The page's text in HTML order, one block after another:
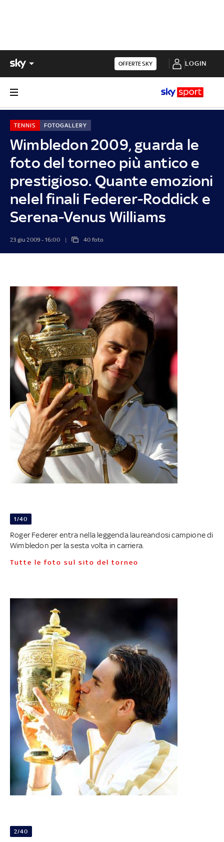
OFFERTE SKY LOGIN
Wimbledon 2009, guarda le
foto del torneo più antico e
prestigioso. Quante emozioni
nelel finali Federer-Roddick e
Serena-Venus Williams
TENNIS FOTOGALLERY
23 giu 2009 - 16:00 40 foto
1/40
Roger Federer entra nella leggenda laureandosi campione di
Wimbledon per la sesta volta in carriera.
Tutte le foto sul sito del torneo
2/40